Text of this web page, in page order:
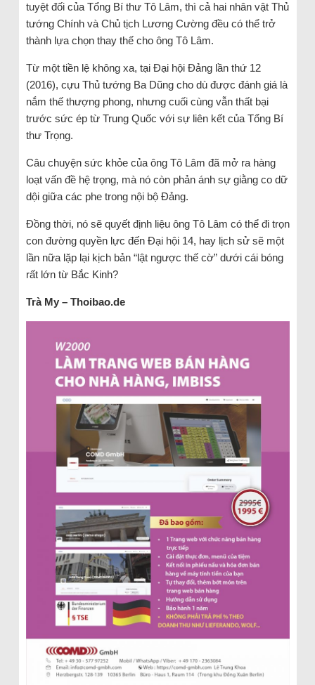
tuyệt đối của Tổng Bí thư Tô Lâm, thì cả hai nhân vật Thủ
tướng Chính và Chủ tịch Lương Cường đều có thể trở
thành lựa chọn thay thế cho ông Tô Lâm.
Từ một tiền lệ không xa, tại Đại hội Đảng lần thứ 12
(2016), cựu Thủ tướng Ba Dũng cho dù được đánh giá là
nắm thế thượng phong, nhưng cuối cùng vẫn thất bại
trước sức ép từ Trung Quốc với sự liên kết của Tổng Bí
thư Trọng.
Câu chuyện sức khỏe của ông Tô Lâm đã mở ra hàng
loạt vấn đề hệ trọng, mà nó còn phản ánh sự giằng co dữ
dội giữa các phe trong nội bộ Đảng.
Đồng thời, nó sẽ quyết định liệu ông Tô Lâm có thể đi trọn
con đường quyền lực đến Đại hội 14, hay lịch sử sẽ một
lần nữa lặp lại kịch bản “lật ngược thế cờ” dưới cái bóng
rất lớn từ Bắc Kinh?
Trà My – Thoibao.de